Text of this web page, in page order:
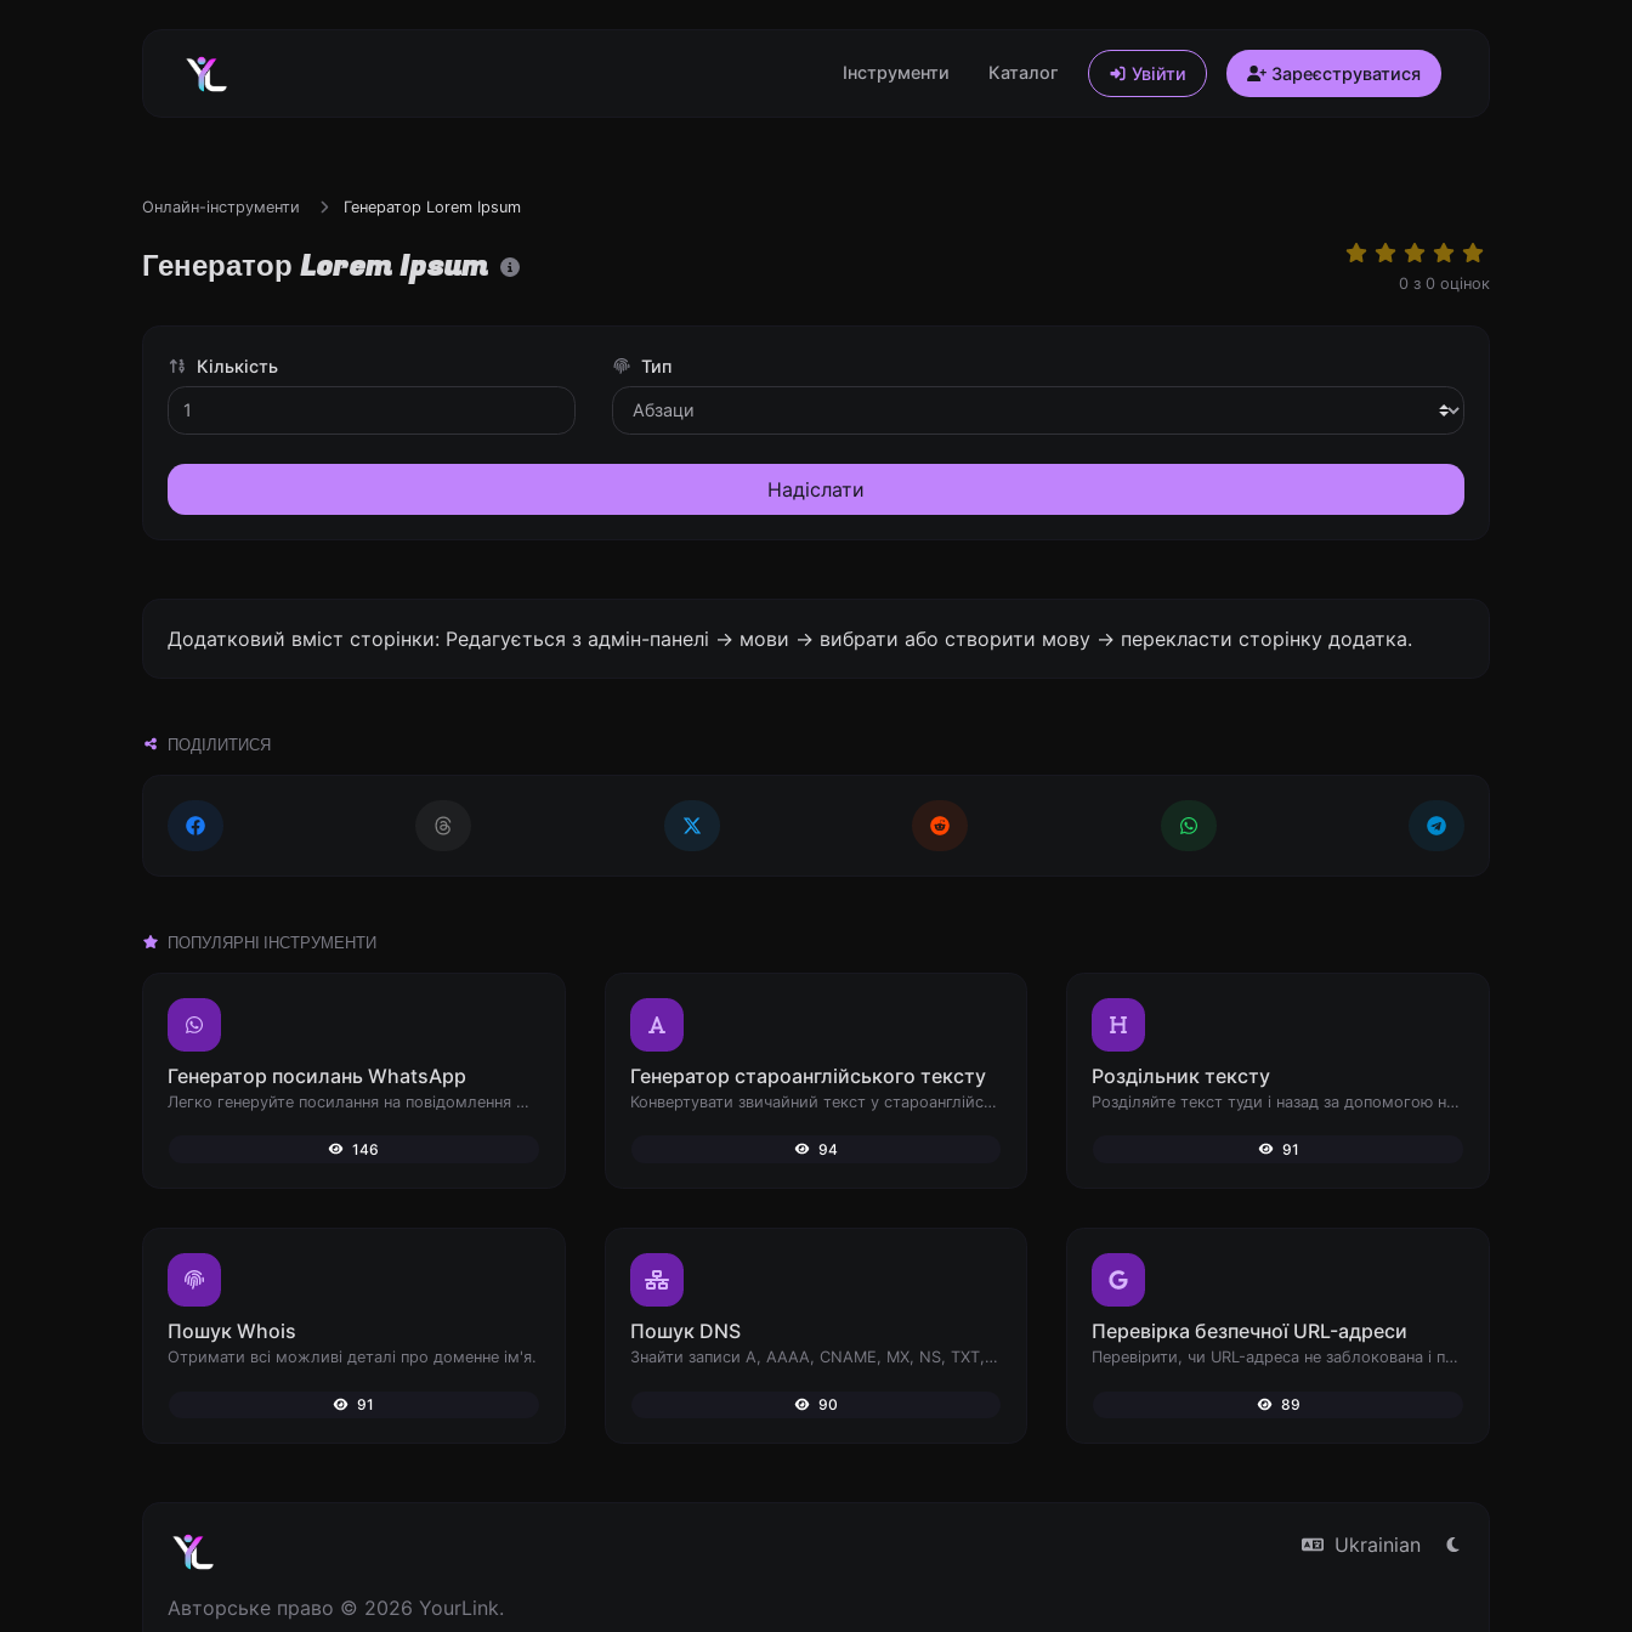
Інструменти Каталог Увійти Зареєструватися
Онлайн-інструменти Генератор Lorem Ipsum
Генератор Lorem Ipsum 0 з 0 оцінок
Кількість Тип
Надіслати
Додатковий вміст сторінки: Редагується з адмін-панелі -> мови -> вибрати або створити мову -> перекласти сторінку додатка.
ПОДІЛИТИСЯ
ПОПУЛЯРНІ ІНСТРУМЕНТИ
Генератор посилань WhatsApp
Легко генеруйте посилання на повідомлення WhatsApp.
146
Генератор староанглійського тексту
Конвертувати звичайний текст у староанглійський шрифт.
94
Роздільник тексту
Розділяйте текст туди і назад за допомогою нових рядків, ком, крапок... і т.д.
91
Пошук Whois
Отримати всі можливі деталі про доменне ім'я.
91
Пошук DNS
Знайти записи A, AAAA, CNAME, MX, NS, TXT, SOA DNS хоста.
90
Перевірка безпечної URL-адреси
Перевірити, чи URL-адреса не заблокована і позначена як безпечна/небезпечна Google.
89
Авторське право © 2026 YourLink.
Ukrainian